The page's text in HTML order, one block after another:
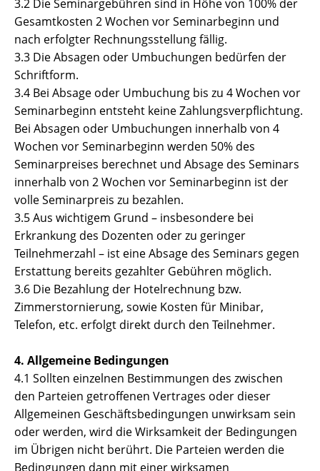
3.2 Die Seminargebühren sind in Höhe von 100% der
Gesamtkosten 2 Wochen vor Seminarbeginn und
nach erfolgter Rechnungsstellung fällig.
3.3 Die Absagen oder Umbuchungen bedürfen der
Schriftform.
3.4 Bei Absage oder Umbuchung bis zu 4 Wochen vor
Seminarbeginn entsteht keine Zahlungsverpflichtung.
Bei Absagen oder Umbuchungen innerhalb von 4
Wochen vor Seminarbeginn werden 50% des
Seminarpreises berechnet und Absage des Seminars
innerhalb von 2 Wochen vor Seminarbeginn ist der
volle Seminarpreis zu bezahlen.
3.5 Aus wichtigem Grund – insbesondere bei
Erkrankung des Dozenten oder zu geringer
Teilnehmerzahl – ist eine Absage des Seminars gegen
Erstattung bereits gezahlter Gebühren möglich.
3.6 Die Bezahlung der Hotelrechnung bzw.
Zimmerstornierung, sowie Kosten für Minibar,
Telefon, etc. erfolgt direkt durch den Teilnehmer.
4. Allgemeine Bedingungen
4.1 Sollten einzelnen Bestimmungen des zwischen
den Parteien getroffenen Vertrages oder dieser
Allgemeinen Geschäftsbedingungen unwirksam sein
oder werden, wird die Wirksamkeit der Bedingungen
im Übrigen nicht berührt. Die Parteien werden die
Bedingungen dann mit einer wirksamen